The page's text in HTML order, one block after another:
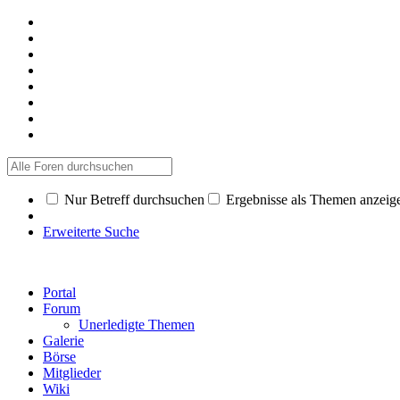
Nur Betreff durchsuchen Ergebnisse als Themen
Erweiterte Suche
Portal
Forum
Unerledigte Themen
Galerie
Börse
Mitglieder
Wiki